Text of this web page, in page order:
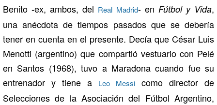
Benito -ex, ambos, del Real Madrid- en Fútbol y Vida,
una anécdota de tiempos pasados que se debería
tener en cuenta en el presente. Decía que César Luis
Menotti (argentino) que compartió vestuario con Pelé
en Santos (1968), tuvo a Maradona cuando fue su
entrenador y tiene a
Leo Messi
como director de
Selecciones de la Asociación del Fútbol Argentino,